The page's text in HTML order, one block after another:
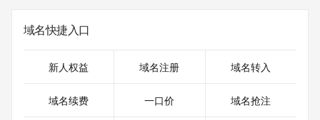
域名快捷入口
新人权益 域名注册 域名转入
域名续费 一口价 域名抢注